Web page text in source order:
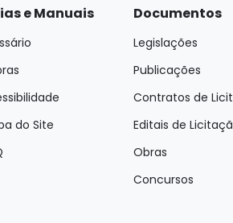
e Manuais
do Site
Documentos
Legislações
Publicações
Contratos de
Editais de
Obras
Concursos